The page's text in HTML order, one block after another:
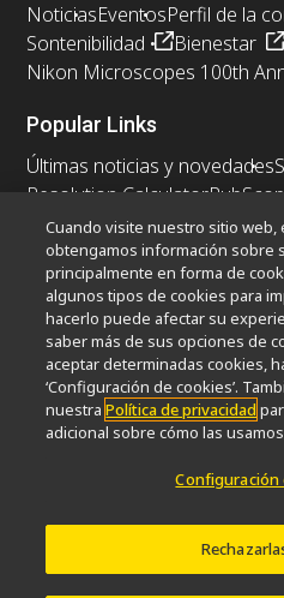
NoticiasEventosPerfil de la
Sontenibilidad
Bienestar
Nikon Microscopes 100th
Popular Links
Últimas noticias y novedades
Resolution Calculator
Nikon Small World
Otros Productos Nikon
Productos de imagen
Microscopía industrial y
Sistemas de litografía
Sistemas de litografía FPD
Do Not Sell or Share My
Cuando visite nuestro sitio web,
obtengamos información sobre
principalmente en forma de
algunos tipos de cookies para
hacerlo puede afectar su
saber más de sus opciones de
aceptar determinadas cookies,
‘Configuración de cookies’.
nuestraPolítica de privacidad
adicional sobre cómo las
Configuración